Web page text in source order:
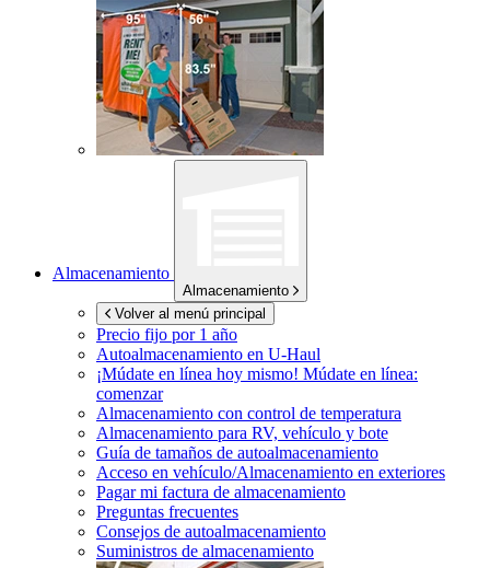
Almacenamiento
Almacenamiento
Volver al menú principal
Precio fijo por 1 año
Autoalmacenamiento en U-Haul
¡Múdate en línea hoy mismo! Múdate en línea:
comenzar
Almacenamiento con control de temperatura
Almacenamiento para RV, vehículo y bote
Guía de tamaños de autoalmacenamiento
Acceso en vehículo/Almacenamiento en exteriores
Pagar mi factura de almacenamiento
Preguntas frecuentes
Consejos de autoalmacenamiento
Suministros de almacenamiento